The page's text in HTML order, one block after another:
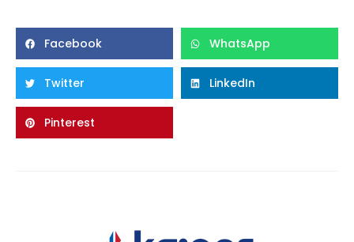
Facebook WhatsApp
Twitter LinkedIn
Pinterest